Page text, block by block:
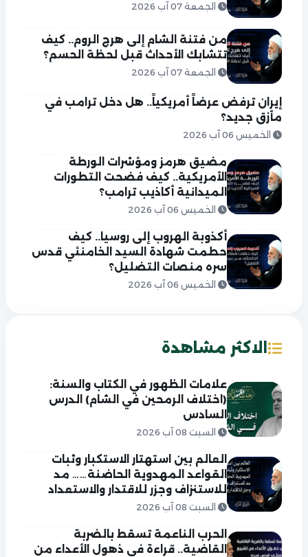
الجمعة 07 آب 2026
من فتنة الشام إلى هرج الروم.. كيف
تتشابك الأحداث قبل لحظة الحسم؟
الجمعة 07 آب 2026
إيران ترفض عرضاً أمريكياً.. هل دخل ترامب في
مأزق جديد؟
الخميس 06 آب 2026
مضيق هرمز ومؤشرات الورطة
الأمريكية.. كيف فضحت التطورات
الميدانية أكاذيب ترامب؟
الخميس 06 آب 2026
أكذوبة الهروب إلى روسيا.. كيف
حطمت شهادة السيد الخامنئي قدس
سره منصات التضليل؟
الخميس 06 آب 2026
الاكثر مشاهدة
علامات الظهور في الكتاب والسنة:
(اختلاف الرمحين في الشام) الدرس
السادس
السبت 08 آب 2026
العالم بين استهتار الاستكبار وثبات
القواعد المهدوية الحاضنة…… مد
للاستنزاف وجزر للاقتدار والاستعداد
السبت 08 آب 2026
الحرب الناعمة تسقط بالضربة
القاضية.. قراءة في ذهول الأعداء من